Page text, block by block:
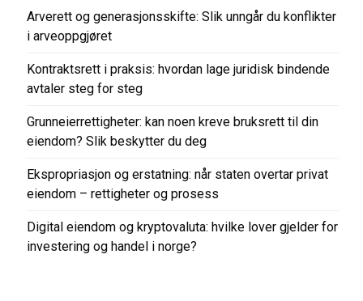
Arverett og generasjonsskifte: Slik unngår du konflikter
i arveoppgjøret
Kontraktsrett i praksis: hvordan lage juridisk bindende
avtaler steg for steg
Grunneierrettigheter: kan noen kreve bruksrett til din
eiendom? Slik beskytter du deg
Ekspropriasjon og erstatning: når staten overtar privat
eiendom – rettigheter og prosess
Digital eiendom og kryptovaluta: hvilke lover gjelder for
investering og handel i norge?